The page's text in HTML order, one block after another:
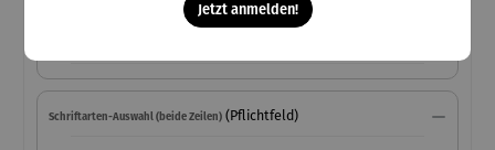
Schriftarten-Auswahl (beide Zeilen) (Pflichtfeld)
Jetzt anmelden!